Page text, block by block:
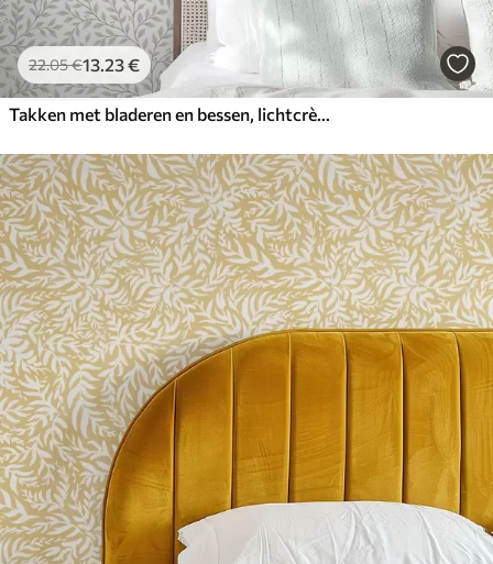
22.05€13.23€
Takken met bladeren en bessen, lichtcrème en salie